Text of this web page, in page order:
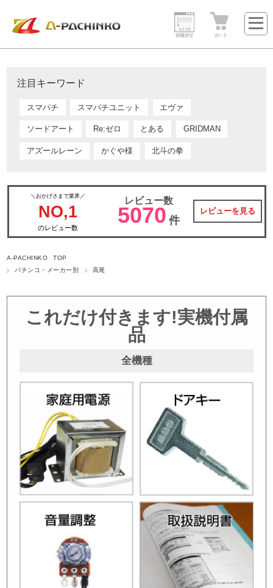
注目キーワード
スマパチ スマパチユニット エヴァ
ソードアート Re:ゼロ とある GRIDMAN
アズールレーン かぐや様 北斗の拳
＼おかげさまで業界／
NO,1
のレビュー数
レビュー数
5070 件
レビューを見る
A-PACHINKO TOP
パチンコ・メーカー別
高尾
これだけ付きます!実機付属
品
全機種